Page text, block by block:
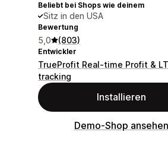
Beliebt bei Shops wie deinem
Sitz in den USA
Bewertung
5,0 (803)
Entwickler
TrueProfit Real-time Profit &
tracking
Installieren
Demo-Shop ansehen